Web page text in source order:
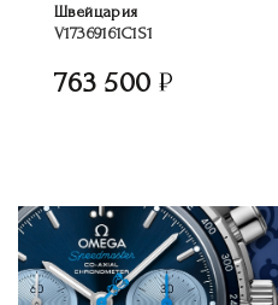
Швейцария
V17369161C1S1
763 500